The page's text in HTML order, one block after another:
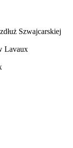
Szwajcarskiej
Lavaux